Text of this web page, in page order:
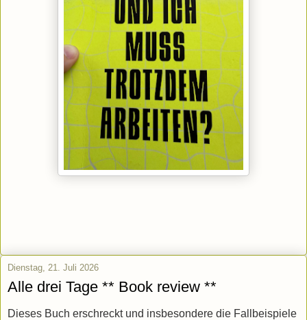
Dienstag, 21. Juli 2026
Alle drei Tage ** Book review **
Dieses Buch erschreckt und insbesondere die Fallbeispiele